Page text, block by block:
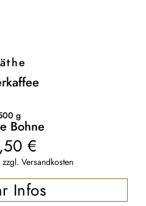
g
Bohne
€
zzgl. Versandkosten
Infos